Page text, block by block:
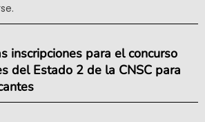
inscripciones para el concurso
del Estado 2 de la CNSC para